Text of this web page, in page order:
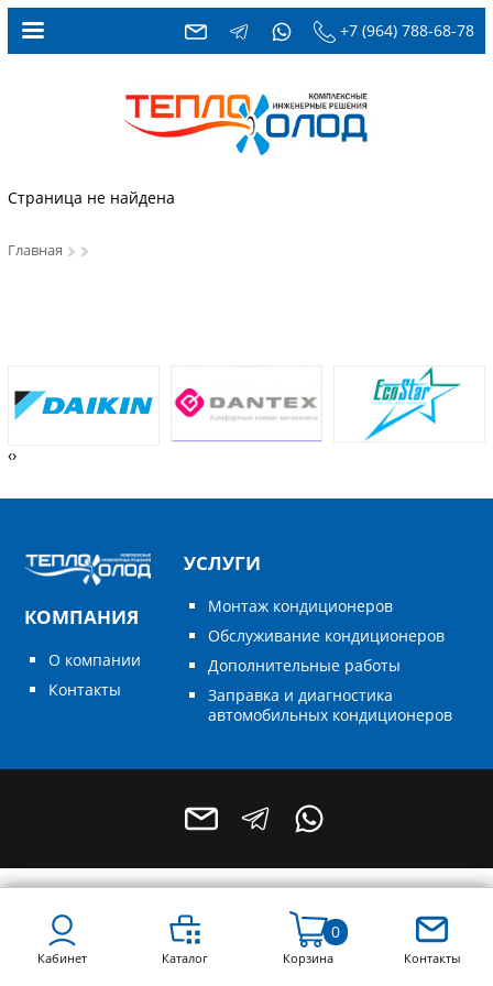
+7 (964) 788-68-78
Страница не найдена
Главная
‹›
КОМПАНИЯ
О компании
Контакты
УСЛУГИ
Монтаж кондиционеров
Обслуживание кондиционеров
Дополнительные работы
Заправка и диагностика
автомобильных кондиционеров
+7 (496) 795-55-49 +7 (964) 788-68-78
Кабинет Каталог Корзина
0
Контакты